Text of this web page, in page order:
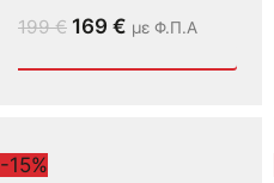
199€ 169 € με Φ.Π.Α
-15%